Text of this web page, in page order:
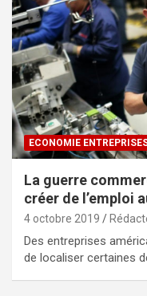
ECONOMIE
La guerre
créer de l’emploi
4 octobre 2019
Des entreprises
de localiser certaines